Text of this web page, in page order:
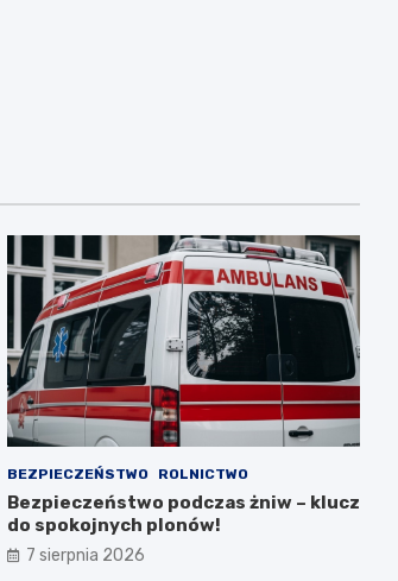
BEZPIECZEŃSTWO ROLNICTWO
Bezpieczeństwo podczas żniw – klucz
do spokojnych plonów!
7 sierpnia 2026